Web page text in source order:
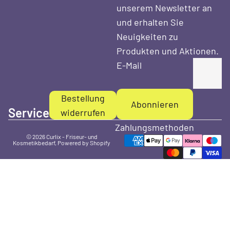
Service
Bestellung
widerrufen
unserem Newsletter an
und erhalten Sie
Neuigkeiten zu
Produkten und Aktionen.
E-Mail
Abonnieren
© 2026Curlix - Friseur- und
Kosmetikbedarf, Powered by Shopify
Zahlungsmethoden